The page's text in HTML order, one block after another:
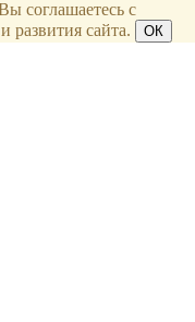
соглашаетесь с
развития сайта.
ОК